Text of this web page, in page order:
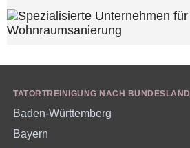
TATORTREINIGUNG NACH BUNDESLAND
Baden-Württemberg
Bayern